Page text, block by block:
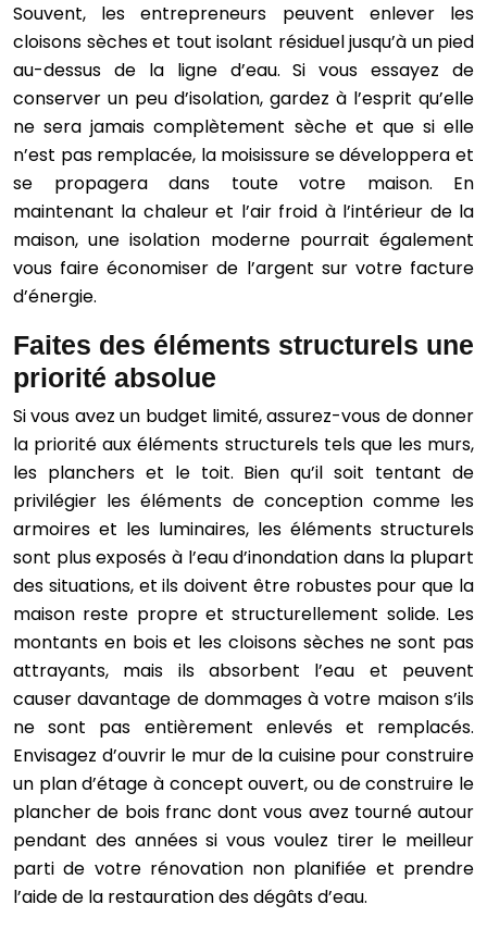
Souvent, les entrepreneurs peuvent enlever les
cloisons sèches et tout isolant résiduel jusqu’à un pied
au-dessus de la ligne d’eau. Si vous essayez de
conserver un peu d’isolation, gardez à l’esprit qu’elle
ne sera jamais complètement sèche et que si elle
n’est pas remplacée, la moisissure se développera et
se propagera dans toute votre maison. En
maintenant la chaleur et l’air froid à l’intérieur de la
maison, une isolation moderne pourrait également
vous faire économiser de l’argent sur votre facture
d’énergie.
Faites des éléments structurels une
priorité absolue
Si vous avez un budget limité, assurez-vous de donner
la priorité aux éléments structurels tels que les murs,
les planchers et le toit. Bien qu’il soit tentant de
privilégier les éléments de conception comme les
armoires et les luminaires, les éléments structurels
sont plus exposés à l’eau d’inondation dans la plupart
des situations, et ils doivent être robustes pour que la
maison reste propre et structurellement solide. Les
montants en bois et les cloisons sèches ne sont pas
attrayants, mais ils absorbent l’eau et peuvent
causer davantage de dommages à votre maison s’ils
ne sont pas entièrement enlevés et remplacés.
Envisagez d’ouvrir le mur de la cuisine pour construire
un plan d’étage à concept ouvert, ou de construire le
plancher de bois franc dont vous avez tourné autour
pendant des années si vous voulez tirer le meilleur
parti de votre rénovation non planifiée et prendre
l’aide de la restauration des dégâts d’eau.